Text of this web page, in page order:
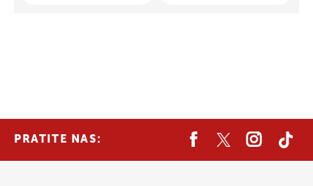
PRATITE NAS: